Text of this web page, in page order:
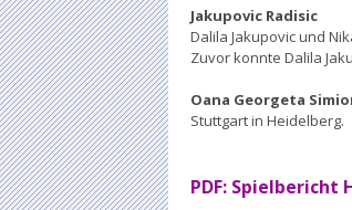
Jakupovic Radisic
Dalila Jakupovic und
Zuvor konnte Dalila
Oana Georgeta
Stuttgart in Heidelberg.
PDF: Spielbericht